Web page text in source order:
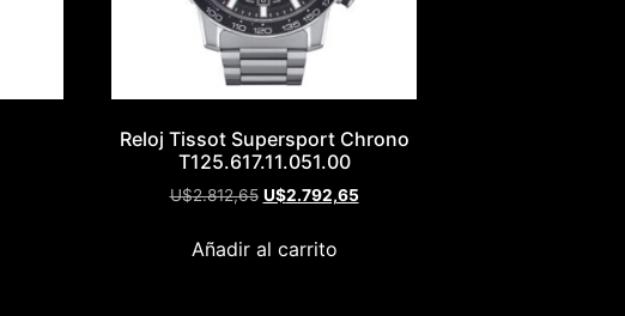
Reloj Tissot Supersport Chrono
T125.617.11.051.00
U$2.812,65 U$2.792,65
Añadir al carrito